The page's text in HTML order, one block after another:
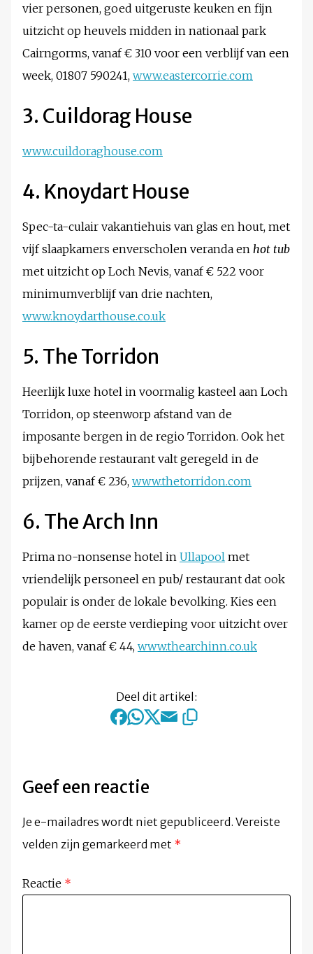
vier personen, goed uitgeruste keuken en fijn
uitzicht op heuvels midden in nationaal park
Cairngorms, vanaf € 310 voor een verblijf van een
week, 01807 590241, www.eastercorrie.com
3. Cuildorag House
www.cuildoraghouse.com
4. Knoydart House
Spec-ta-culair vakantiehuis van glas en hout, met
vijf slaapkamers enverscholen veranda en hot tub
met uitzicht op Loch Nevis, vanaf € 522 voor
minimumverblijf van drie nachten,
www.knoydarthouse.co.uk
5. The Torridon
Heerlijk luxe hotel in voormalig kasteel aan Loch
Torridon, op steenworp afstand van de
imposante bergen in de regio Torridon. Ook het
bijbehorende restaurant valt geregeld in de
prijzen, vanaf € 236, www.thetorridon.com
6. The Arch Inn
Prima no-nonsense hotel in Ullapool met
vriendelijk personeel en pub/ restaurant dat ook
populair is onder de lokale bevolking. Kies een
kamer op de eerste verdieping voor uitzicht over
de haven, vanaf € 44, www.thearchinn.co.uk
Deel dit artikel:
Geef een reactie
Je e-mailadres wordt niet gepubliceerd. Vereiste
velden zijn gemarkeerd met *
Reactie *